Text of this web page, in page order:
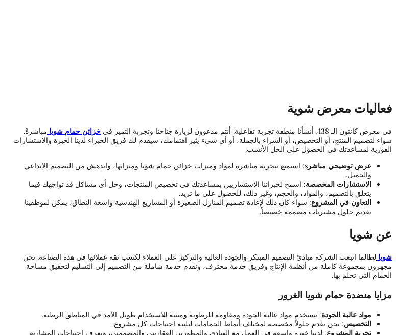
فعاليات معرض شوية
في معرض كانتون الـ 138، أنشأنا منطقة تجربة تفاعلية. أنتم مدعوون لزيارة جناحنا وتجربة التميز في خزائن حمام شويا مباشرةً.
سواء لتصميم المنتج، أو التخصيص، أو الشراء بالجملة، أو أي شيء يثير اهتمامك، سيقدم لك فريق الخبراء لدينا الخبرة والاستشارات
الفورية لمساعدتك في الحصول على الحل الأنسب.
عرض توضيحي مباشر
s: استمتع بتجربة مباشرة لمواد وميزات خزائن حمام شويا وميزاتها، واندهش من التصميم الإبداعي
والجميل.
الاستشارات المخصصة: اسمح لخبرائنا الاستشاريين بمساعدتك في تخصيص المنتجات، وحل أي مشاكل قد تواجهك فيما
يتعلق بالتصميم، والمواد، والحجم، وغير ذلك، للحصول على ما تريد.
التعاون في المشروع: سواء كان ذلك لإعادة تصميم المنازل الصغيرة أو المشاريع الهندسية واسعة النطاق، يمكن لموظفينا
تقديم حلول مشتريات مصممة خصيصاً.
عن شويا
شويا لطالما اتبعت الشركة مبادئ التصميم المبتكر والجودة العالية والتركيز على العملاء لكسب ثقة عملائها في هذه الصناعة. نحن
مجهزون بمجموعة كاملة من أنظمة الإنتاج وفريق خدمة محترف، ونقدم خدمة شاملة من التصميم إلى التسليم لتحقيق مساحة
الحمام التي تحلم بها.
مزايا منضدة حمام شويا الغرور
مواد عالية الجودة: نستخدم مواد عالية الجودة ومقاومة للرطوبة ومتينة للاستخدام طويل الأمد في المناطق الرطبة.
التخصيص: نحن نقدم حلولاً مخصصة لمختلف أنماط الحمامات لتلبية احتياجات كل مشروع.
تجربة المشروع: لدينا خبرة واسعة في العمل مع الفنادق والمطورين العقاريين والمصممين، ونعرف احتياجات المشاريع